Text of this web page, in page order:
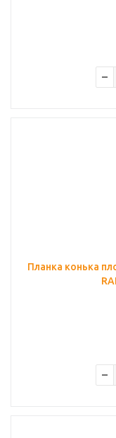
Планка конька